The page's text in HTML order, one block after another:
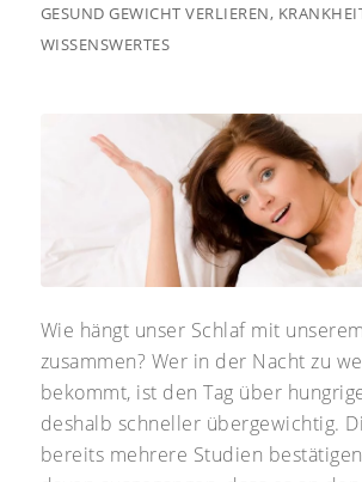
GESUND GEWICHT VERLIEREN,
WISSENSWERTES
Wie hängt unser Schlaf mit
zusammen? Wer in der Nacht zu
bekommt, ist den Tag über
deshalb schneller übergewichtig.
bereits mehrere Studien